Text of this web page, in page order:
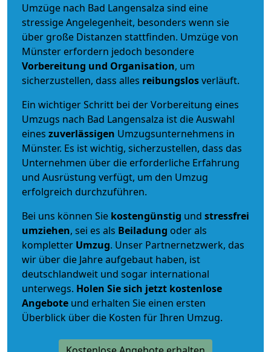
Umzüge nach Bad Langensalza sind eine
stressige Angelegenheit, besonders wenn sie
über große Distanzen stattfinden. Umzüge von
Münster erfordern jedoch besondere
Vorbereitung und Organisation, um
sicherzustellen, dass alles reibungslosverläuft.
Ein wichtiger Schritt bei der Vorbereitung eines
Umzugs nach Bad Langensalza ist die Auswahl
eines zuverlässigen Umzugsunternehmens in
Münster. Es ist wichtig, sicherzustellen, dass das
Unternehmen über die erforderliche Erfahrung
und Ausrüstung verfügt, um den Umzug
erfolgreich durchzuführen.
Bei uns können Sie kostengünstig und stressfrei
umziehen, sei es als Beiladung oder als
kompletter Umzug. Unser Partnernetzwerk, das
wir über die Jahre aufgebaut haben, ist
deutschlandweit und sogar international
unterwegs. Holen Sie sich jetzt kostenlose
Angebote und erhalten Sie einen ersten
Überblick über die Kosten für Ihren Umzug.